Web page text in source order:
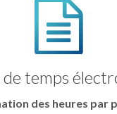
de temps
des heures par